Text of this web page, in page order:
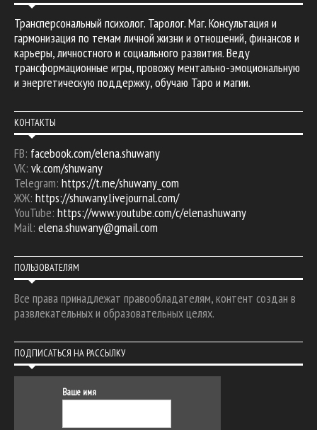
Трансперсональный психолог. Таролог. Маг. Консультация и
гармонизация по темам личной жизни и отношений, финансов и
карьеры, личностного и социального развития. Веду
трансформационные игры, провожу ментально-эмоциональную
и энергетическую поддержку, обучаю Таро и магии.
КОНТАКТЫ
FB: facebook.com/elena.shuwany
VK: vk.com/shuwany
Telegram: https://t.me/shuwany_com
ЖЖ: https://shuwany.livejournal.com/
YouTube: https://www.youtube.com/c/elenashuwany
Mail: elena.shuwany@gmail.com
ПОЛЬЗОВАТЕЛЯМ
Все права принадлежат правообладателям, контент создан в
развлекательных и образовательных целях.
ПОДПИСАТЬСЯ НА РАССЫЛКУ
Ваше имя